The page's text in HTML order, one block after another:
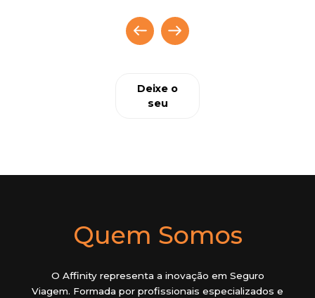
Deixe o
seu
Quem Somos
O Affinity representa a inovação em Seguro
Viagem. Formada por profissionais especializados e